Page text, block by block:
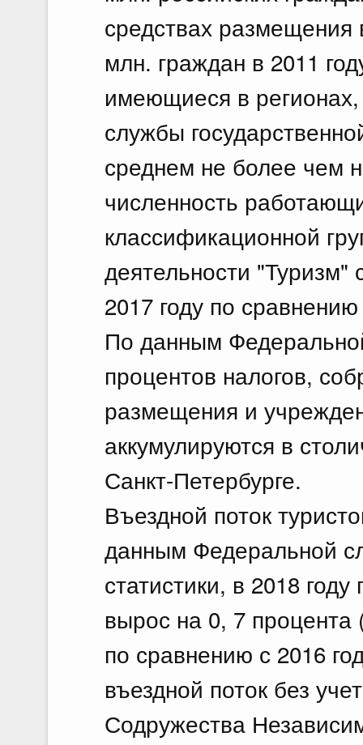
средствах размещения
млн. граждан в 2011
имеющиеся в
службы
среднем не более чем
численность
классификационной
деятельности "Туризм"
2017 году по
По данным
процентов налогов,
размещения и
аккумулируются в
Санкт-Петербурге.
Въездной поток
данным Федеральной
статистики, в 2018
вырос на 0, 7 процента
по сравнению с 2016
въездной поток без
Содружества